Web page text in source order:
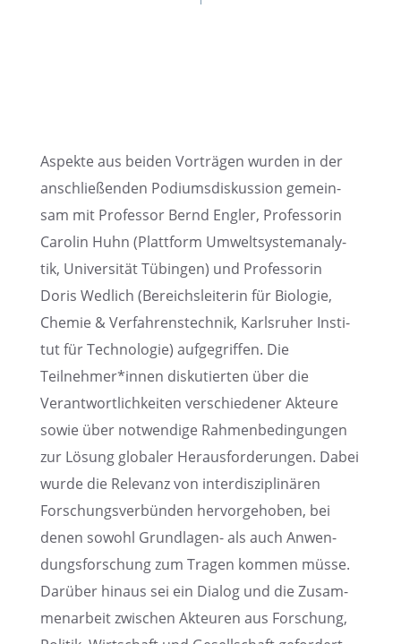
Aspekte aus beiden Vorträ­gen wurden in der
anschlie­ßen­den Podiums­dis­kus­sion gemein­
sam mit Profes­sor Bernd Engler, Profes­so­rin
Carolin Huhn (Platt­form Umwelt­sys­tem­ana­ly­
tik, Univer­si­tät Tübin­gen) und Profes­so­rin
Doris Wedlich (Bereichs­lei­te­rin für Biolo­gie,
Chemie & Verfah­rens­tech­nik, Karls­ru­her Insti­
tut für Techno­lo­gie) aufge­grif­fen. Die
Teilnehmer*innen disku­tier­ten über die
Verant­wort­lich­kei­ten verschie­de­ner Akteure
sowie über notwen­dige Rahmen­be­din­gun­gen
zur Lösung globa­ler Heraus­for­de­run­gen. Dabei
wurde die Relevanz von inter­dis­zi­pli­nä­ren
Forschungs­ver­bün­den hervor­ge­ho­ben, bei
denen sowohl Grund­la­gen- als auch Anwen­
dungs­for­schung zum Tragen kommen müsse.
Darüber hinaus sei ein Dialog und die Zusam­
men­ar­beit zwischen Akteu­ren aus Forschung,